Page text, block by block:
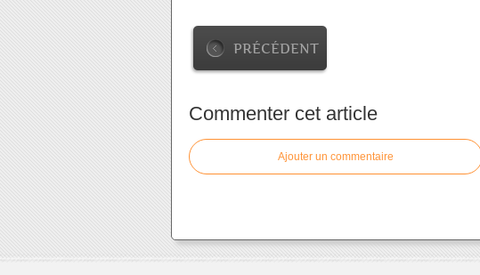
PRÉCÉDENT
Commenter cet article
Ajouter un commentaire